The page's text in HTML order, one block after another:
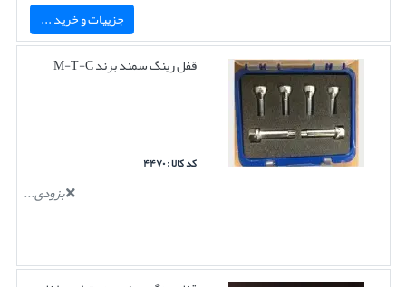
جزییات و خرید ...
قفل رینگ سمند برند M-T-C
کد کالا : ۴۴۷۰
بزودی...